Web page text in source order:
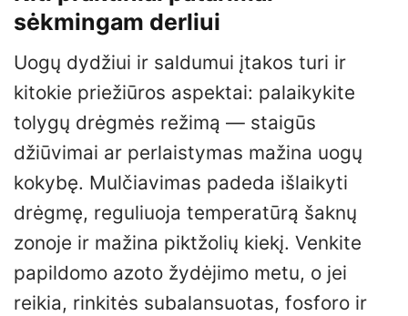
sėkmingam derliui
Uogų dydžiui ir saldumui įtakos turi ir
kitokie priežiūros aspektai: palaikykite
tolygų drėgmės režimą — staigūs
džiūvimai ar perlaistymas mažina uogų
kokybę. Mulčiavimas padeda išlaikyti
drėgmę, reguliuoja temperatūrą šaknų
zonoje ir mažina piktžolių kiekį. Venkite
papildomo azoto žydėjimo metu, o jei
reikia, rinkitės subalansuotas, fosforo ir